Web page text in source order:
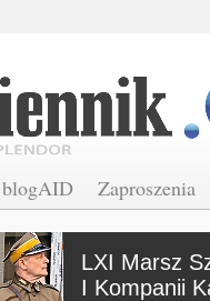
blogAID Zaproszenia
Przetrwać